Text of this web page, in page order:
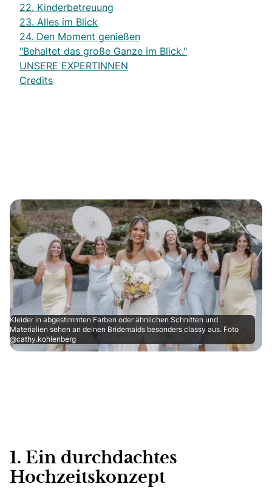
22. Kinderbetreuung
23. Alles im Blick
24. Den Moment genießen
"Behaltet das große Ganze im Blick."
UNSERE EXPERTINNEN
Credits
Kleider in abgestimmten Farben oder ähnlichen Schnitten und
Materialien sehen an deinen Bridemaids besonders classy aus. Foto
@cathy.kohlenberg
1. Ein durchdachtes
Hochzeitskonzept